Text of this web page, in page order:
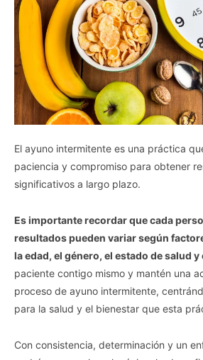
El ayuno intermitente es una práctica
paciencia y compromiso para obtener
significativos a largo plazo.
Es importante recordar que cada
resultados pueden variar según
la edad, el género, el estado de salud
paciente contigo mismo y mantén una
proceso de ayuno intermitente,
para la salud y el bienestar que esta
Con consistencia, determinación y un